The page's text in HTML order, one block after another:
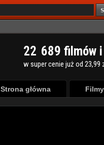
22 689 filmów
w super cenie już od 23,99
Strona główna